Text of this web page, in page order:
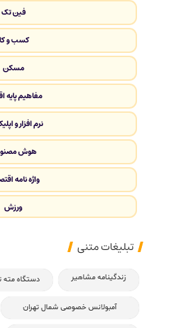
فین تک
کسب و
مسکن
مفاهیم پایه
نرم افزار و
هوش
واژه نامه
ورزش
تبلیغات متنی
زندگینامه مشاهیر دستگاه مته
آمبولانس خصوصی شمال تهران